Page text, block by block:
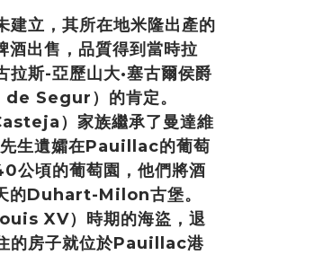
立，其所在地米隆出產的
出售，品質得到當時拉
斯-亞歷山大·塞古爾侯爵
Segur）的肯定。
）家族繼承了曼達維
生遺孀在Pauillac的葡萄
公頃的葡萄園，他們將酒
的Duhart-Milon古堡。
XV）時期的海盜，退
的房子就位於Pauillac港